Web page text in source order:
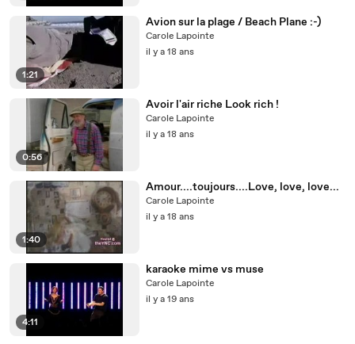
1:21
Avion sur la plage / Beach Plane :-)
Carole Lapointe
il y a 18 ans
0:56
Avoir l'air riche Look rich !
Carole Lapointe
il y a 18 ans
1:40
Amour....toujours....Love, love, love...
Carole Lapointe
il y a 18 ans
4:11
karaoke mime vs muse
Carole Lapointe
il y a 19 ans